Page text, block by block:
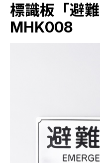
標識板「避難
MHK008